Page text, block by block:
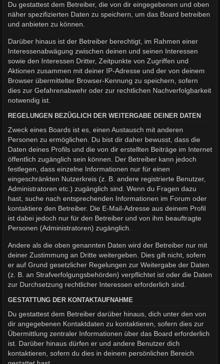
Du gestattest dem Betreiber, die von dir eingegebenen und oben
näher spezifizierten Daten zu speichern, um das Board betreiben
und anbieten zu können.
Darüber hinaus ist der Betreiber berechtigt, im Rahmen einer
Interessenabwägung zwischen deinen und seinen Interessen
sowie den Interessen Dritter, Zeitpunkte von Zugriffen und
Aktionen zusammen mit deiner IP-Adresse und der von deinem
Browser übermittelter Browser-Kennung zu speichern, sofern
dies zur Gefahrenabwehr oder zur rechtlichen Nachverfolgbarkeit
notwendig ist.
REGELUNGEN BEZÜGLICH DER WEITERGABE DEINER DATEN
Zweck eines Boards ist es, einen Austausch mit anderen
Personen zu ermöglichen. Du bist dir daher bewusst, dass die
Daten deines Profils und die von dir erstellten Beiträge im Internet
öffentlich zugänglich sein können. Der Betreiber kann jedoch
festlegen, dass einzelne Informationen nur für einen
eingeschränkten Nutzerkreis (z. B. andere registrierte Benutzer,
Administratoren etc.) zugänglich sind. Wenn du Fragen dazu
hast, suche nach entsprechenden Informationen im Forum oder
kontaktiere den Betreiber. Die E-Mail-Adresse aus deinem Profil
ist dabei jedoch nur für den Betreiber und von ihm beauftragte
Personen (Administratoren) zugänglich.
Andere als die oben genannten Daten wird der Betreiber nur mit
deiner Zustimmung an Dritte weitergeben. Dies gilt nicht, sofern
er auf Grund gesetzlicher Regelungen zur Weitergabe der Daten
(z. B. an Strafverfolgungsbehörden) verpflichtet ist oder die Daten
zur Durchsetzung rechtlicher Interessen erforderlich sind.
GESTATTUNG DER KONTAKTAUFNAHME
Du gestattest dem Betreiber darüber hinaus, dich unter den von
dir angegebenen Kontaktdaten zu kontaktieren, sofern dies zur
Übermittlung zentraler Informationen über das Board erforderlich
ist. Darüber hinaus dürfen er und andere Benutzer dich
kontaktieren, sofern du dies in deinem persönlichen Bereich